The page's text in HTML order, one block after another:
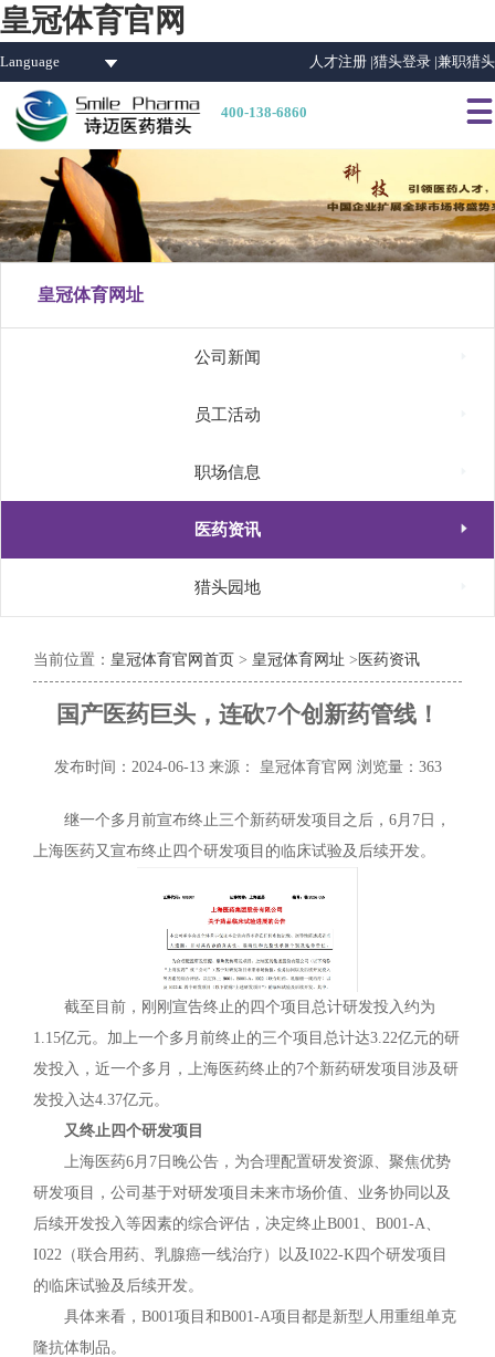
皇冠体育官网
Language 人才注册 |猎头登录 |兼职猎头
400-138-6860 
皇冠体育网址
公司新闻
员工活动
职场信息
医药资讯 
猎头园地
当前位置： 皇冠体育官网首页 > 皇冠体育网址 > 医药资讯
国产医药巨头，连砍7个创新药管线！
发布时间：2024-06-13 来源： 皇冠体育官网 浏览量：363
继一个多月前宣布终止三个新药研发项目之后，6月7日，
上海医药又宣布终止四个研发项目的临床试验及后续开发。
截至目前，刚刚宣告终止的四个项目总计研发投入约为
1.15亿元。加上一个多月前终止的三个项目总计达3.22亿元的研
发投入，近一个多月，上海医药终止的7个新药研发项目涉及研
发投入达4.37亿元。
又终止四个研发项目
上海医药6月7日晚公告，为合理配置研发资源、聚焦优势
研发项目，公司基于对研发项目未来市场价值、业务协同以及
后续开发投入等因素的综合评估，决定终止B001、B001-A、
I022（联合用药、乳腺癌一线治疗）以及I022-K四个研发项目
的临床试验及后续开发。
具体来看，B001项目和B001-A项目都是新型人用重组单克
隆抗体制品。